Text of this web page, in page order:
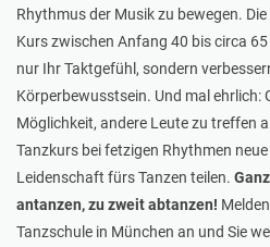
Rhythmus der Musik zu bewegen.
Kurs zwischen Anfang 40 bis circa
nur Ihr Taktgefühl, sondern
Körperbewusstsein. Und mal ehrlich:
Möglichkeit, andere Leute zu treffen
Tanzkurs bei fetzigen Rhythmen
Leidenschaft fürs Tanzen teilen.
antanzen, zu zweit abtanzen!
Tanzschule in München an und Sie